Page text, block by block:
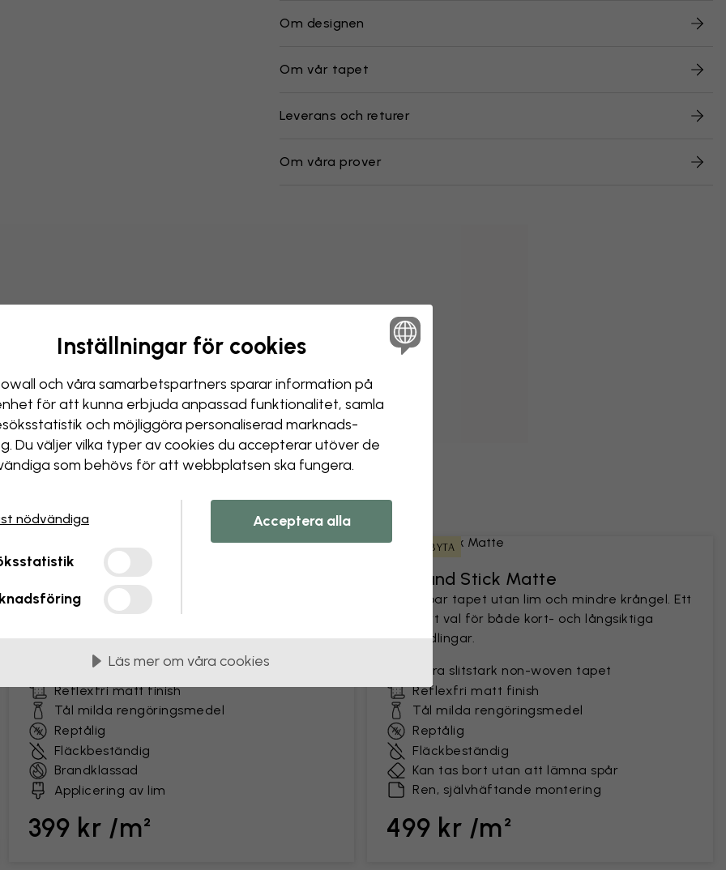
Om designen
Om vår tapet
Leverans och returer
Om våra prover
Premium Matte
Premiumtapet med en lättskött yta som tål
vardagens påfrestningar. Perfekt för livfulla
hem och kommersiell användning.
Extra slitstark non-woven tapet
Reflexfri matt finish
Tål milda rengöringsmedel
Reptålig
Fläckbeständig
Brandklassad
Applicering av lim
399 kr /m²
ENKEL ATT BYTA
Peel and Stick Matte
En hållbar tapet utan lim och mindre krångel. Ett
populärt val för både kort- och långsiktiga
förvandlingar.
Extra slitstark non-woven tapet
Reflexfri matt finish
Tål milda rengöringsmedel
Reptålig
Fläckbeständig
Kan tas bort utan att lämna spår
Ren, självhäftande montering
499 kr /m²
Inställningar för cookies
och våra samarbets­partners sparar information på
för att kunna erbjuda anpassad funktionalitet, samla
och möjliggöra personaliserad marknads­
Du väljer vilka typer av cookies du accepterar utöver de
som behövs för att webbplatsen ska fungera.
nödvändiga Acceptera alla
Läs mer om våra cookies